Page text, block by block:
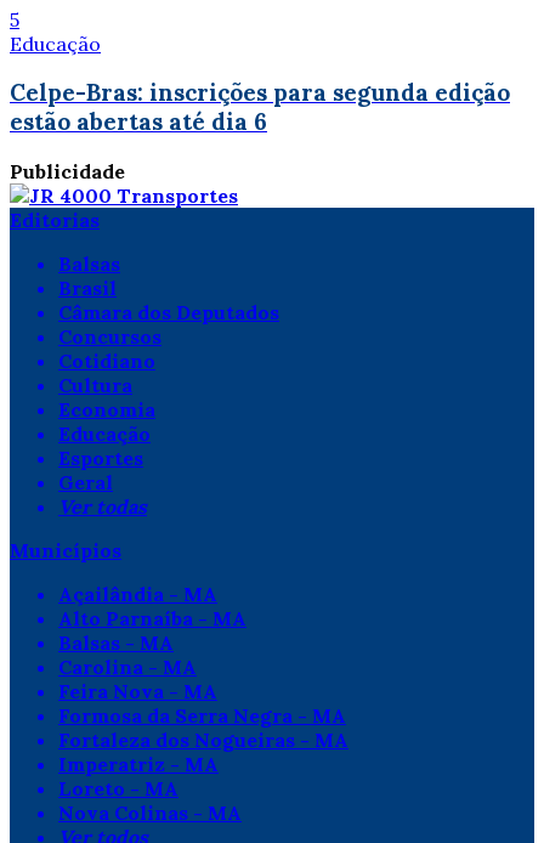
5
Educação
Celpe-Bras: inscrições para segunda edição
estão abertas até dia 6
Publicidade
Editorias
Balsas
Brasil
Câmara dos Deputados
Concursos
Cotidiano
Cultura
Economia
Educação
Esportes
Geral
Ver todas
Municípios
Açailândia - MA
Alto Parnaíba - MA
Balsas - MA
Carolina - MA
Feira Nova - MA
Formosa da Serra Negra - MA
Fortaleza dos Nogueiras - MA
Imperatriz - MA
Loreto - MA
Nova Colinas - MA
Ver todos